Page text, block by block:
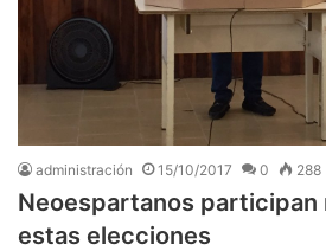
administración 15/10/2017 0 288
Neoespartanos participan
estas elecciones